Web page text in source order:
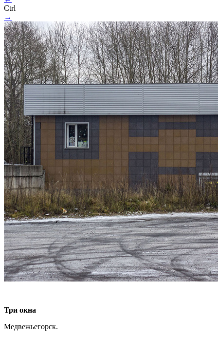
Ctrl
→
Три окна
Медвежьегорск.